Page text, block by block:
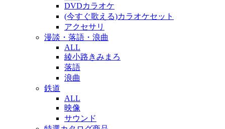
DVDカラオケ
(今すぐ歌える)カラオケセット
アクセサリ
漫談・落語・浪曲
ALL
綾小路きみまろ
落語
浪曲
鉄道
ALL
映像
サウンド